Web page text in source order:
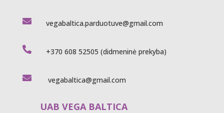
 vegabaltica.parduotuve@gmail.com
 +370 608 52505 (didmeninė prekyba)
 vegabaltica@gmail.com
UAB VEGA BALTICA